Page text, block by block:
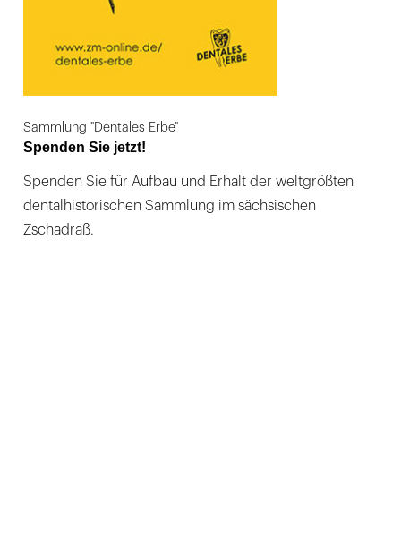
Sammlung "Dentales Erbe"
Spenden Sie jetzt!
Spenden Sie für Aufbau und Erhalt der weltgrößten
dentalhistorischen Sammlung im sächsischen
Zschadraß.